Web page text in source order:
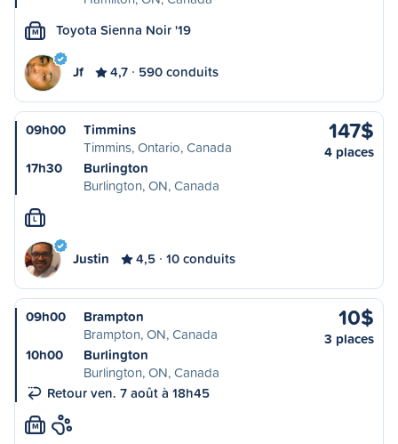
M Toyota Sienna Noir '19
Jf 4,7 590 conduits
09h00
Timmins
Timmins, Ontario, Canada
17h30
Burlington
Burlington, ON, Canada
147$
4 places
L
Justin 4,5 10 conduits
09h00
Brampton
Brampton, ON, Canada
10h00
Burlington
Burlington, ON, Canada
Retour ven. 7 août à 18h45
10$
3 places
M